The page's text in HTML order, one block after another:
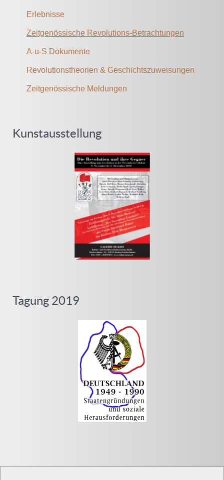
Erlebnisse
Zeitgenössische Revolutions-Betrachtungen
A-u-S Dokumente
Revolutionstheorien & Geschichtszuweisungen
Zeitgenössische Meldungen
Kunstausstellung
Tagung 2019